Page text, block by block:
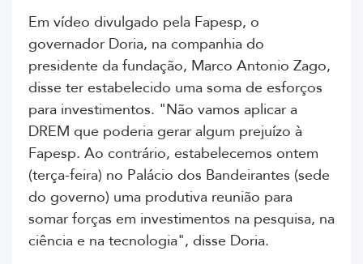
Em vídeo divulgado pela Fapesp, o
governador Doria, na companhia do
presidente da fundação, Marco Antonio Zago,
disse ter estabelecido uma soma de esforços
para investimentos. "Não vamos aplicar a
DREM que poderia gerar algum prejuízo à
Fapesp. Ao contrário, estabelecemos ontem
(terça-feira) no Palácio dos Bandeirantes (sede
do governo) uma produtiva reunião para
somar forças em investimentos na pesquisa, na
ciência e na tecnologia", disse Doria.